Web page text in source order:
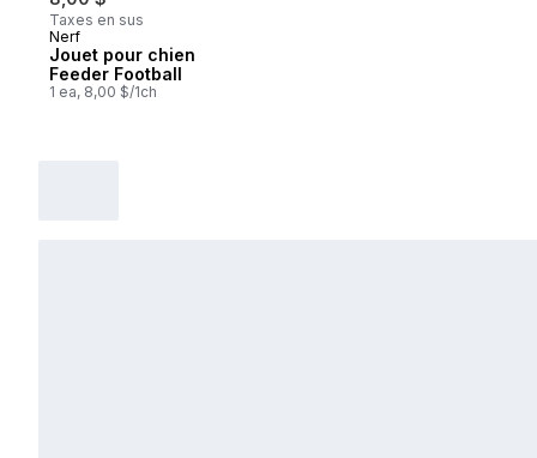
Taxes en sus
Nerf
Jouet pour chien
Feeder Football
1 ea, 8,00 $/1ch